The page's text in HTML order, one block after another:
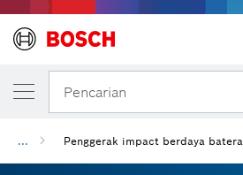
Pencarian
... Penggerak impact berdaya